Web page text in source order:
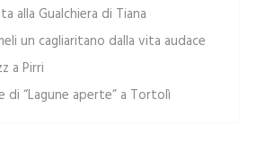
alla Gualchiera di Tiana
un cagliaritano dalla vita audace
a Pirri
di “Lagune aperte” a Tortolì